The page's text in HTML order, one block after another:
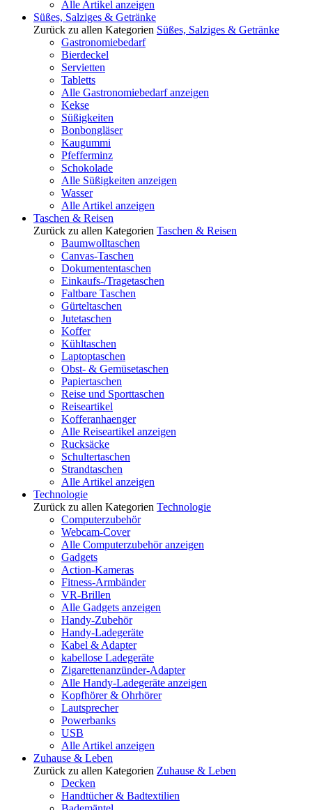
Alle Artikel anzeigen
Süßes, Salziges & Getränke
Zurück zu allen Kategorien Süßes, Salziges & Getränke
Gastronomiebedarf
Bierdeckel
Servietten
Tabletts
Alle Gastronomiebedarf anzeigen
Kekse
Süßigkeiten
Bonbongläser
Kaugummi
Pfefferminz
Schokolade
Alle Süßigkeiten anzeigen
Wasser
Alle Artikel anzeigen
Taschen & Reisen
Zurück zu allen Kategorien Taschen & Reisen
Baumwolltaschen
Canvas-Taschen
Dokumententaschen
Einkaufs-/Tragetaschen
Faltbare Taschen
Gürteltaschen
Jutetaschen
Koffer
Kühltaschen
Laptoptaschen
Obst- & Gemüsetaschen
Papiertaschen
Reise und Sporttaschen
Reiseartikel
Kofferanhaenger
Alle Reiseartikel anzeigen
Rucksäcke
Schultertaschen
Strandtaschen
Alle Artikel anzeigen
Technologie
Zurück zu allen Kategorien Technologie
Computerzubehör
Webcam-Cover
Alle Computerzubehör anzeigen
Gadgets
Action-Kameras
Fitness-Armbänder
VR-Brillen
Alle Gadgets anzeigen
Handy-Zubehör
Handy-Ladegeräte
Kabel & Adapter
kabellose Ladegeräte
Zigarettenanzünder-Adapter
Alle Handy-Ladegeräte anzeigen
Kopfhörer & Ohrhörer
Lautsprecher
Powerbanks
USB
Alle Artikel anzeigen
Zuhause & Leben
Zurück zu allen Kategorien Zuhause & Leben
Decken
Handtücher & Badtextilien